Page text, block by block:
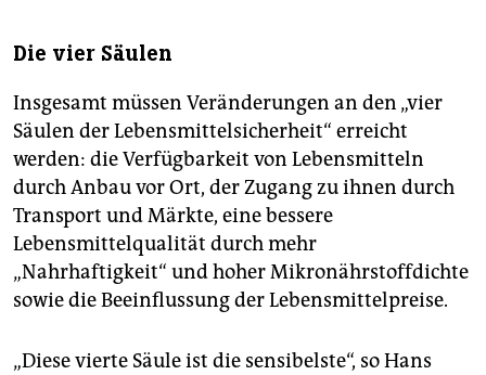
Die vier Säulen
Insgesamt müssen Veränderungen an den „vier
Säulen der Lebensmittelsicherheit“ erreicht
werden: die Verfügbarkeit von Lebensmitteln
durch Anbau vor Ort, der Zugang zu ihnen durch
Transport und Märkte, eine bessere
Lebensmittelqualität durch mehr
„Nahrhaftigkeit“ und hoher Mikronährstoffdichte
sowie die Beeinflussung der Lebensmittelpreise.
„Diese vierte Säule ist die sensibelste“, so Hans